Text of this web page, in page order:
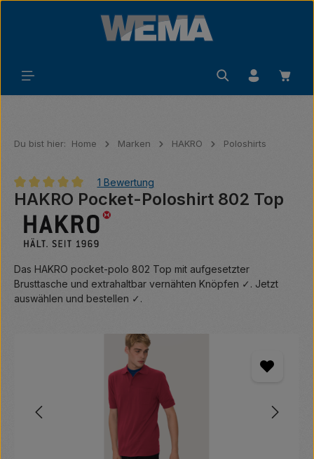
Zum Hauptinhalt springen
Du bist hier: Home Marken HAKRO Poloshirts
Durchschnittliche Bewertung von 5 von 5 Sternen
1 Bewertung
HAKRO Pocket-Poloshirt 802 Top
Das HAKRO pocket-polo 802 Top mit aufgesetzter
Brusttasche und extrahaltbar vernähten Knöpfen ✓. Jetzt
auswählen und bestellen ✓.
Bildergalerie überspringen